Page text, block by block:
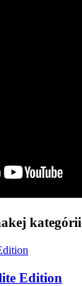
kategórii
Edition